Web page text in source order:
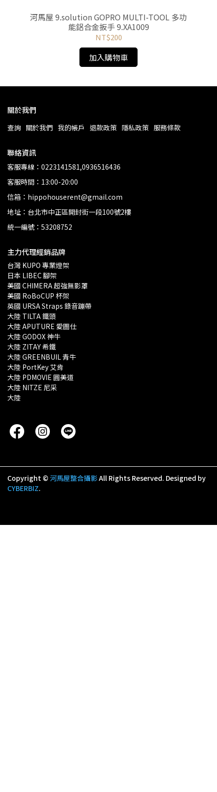
河馬屋 9.solution GOPRO MULTI-TOOL 多功
能鋁合金扳手 9.XA1009
NT$200
加入購物車
關於我們
查詢 關於我們 我的帳戶 退款政策 隱私政策 服務條款
聯絡資訊
客服專線：0223141581,0936516436
客服時間：13:00-20:00
信箱：hippohouserent@gmail.com
地址：台北市中正區開封街一段100號2樓
統一編號：53208752
主力代理經銷品牌
台灣 KUPO 專業燈架
日本 LIBEC 腳架
美國 CHIMERA 超強無影罩
美國 RoBoCUP 杯架
英國 URSA Straps 錄音蹦帶
大陸 TILTA 鐵頭
大陸 APUTURE 愛圖仕
大陸 GODOX 神牛
大陸 ZITAY 希鐵
大陸 GREENBUIL 青牛
大陸 PortKey 艾肯
大陸 PDMOVIE 圓美道
大陸 NITZE 尼采
大陸
Copyright © 河馬屋整合攝影All Rights Reserved. Designed by
CYBERBIZ.